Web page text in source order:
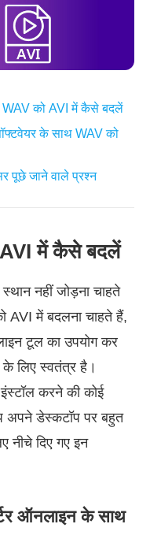
WAV को AVI में कैसे बदलें
के साथ WAV को
पूछे जाने वाले प्रश्न
में कैसे बदलें
नहीं जोड़ना चाहते
AVI में बदलना चाहते हैं,
टूल का उपयोग कर
लिए स्वतंत्र है।
करने की कोई
डेस्कटॉप पर बहुत
नीचे दिए गए इन
ऑनलाइन के साथ